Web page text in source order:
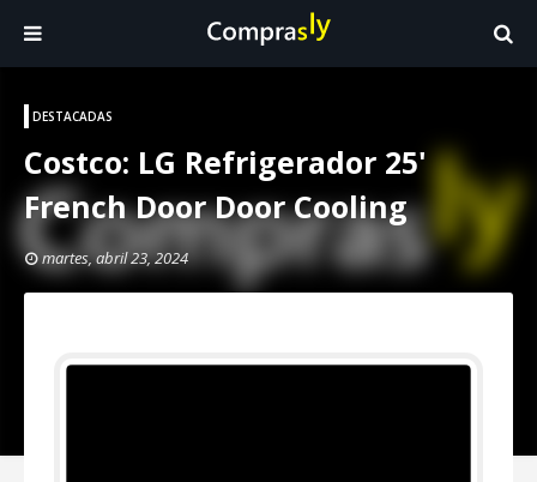
DESTACADAS
Costco: LG Refrigerador 25'
French Door Door Cooling
martes, abril 23, 2024